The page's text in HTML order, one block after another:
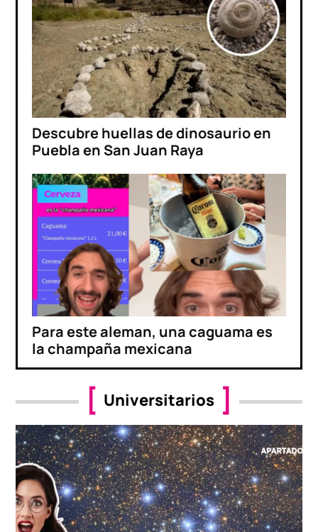
Descubre huellas de dinosaurio en
Puebla en San Juan Raya
Para este aleman, una caguama es
la champaña mexicana
Universitarios